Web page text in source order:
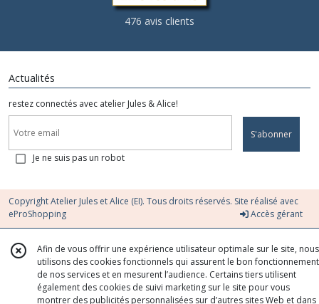
476 avis clients
Actualités
restez connectés avec atelier Jules & Alice!
S'abonner
Je ne suis pas un robot
Copyright Atelier Jules et Alice (EI). Tous droits réservés. Site réalisé avec
eProShopping
Accès gérant
Afin de vous offrir une expérience utilisateur optimale sur le site, nous
utilisons des cookies fonctionnels qui assurent le bon fonctionnement
de nos services et en mesurent l’audience. Certains tiers utilisent
également des cookies de suivi marketing sur le site pour vous
montrer des publicités personnalisées sur d’autres sites Web et dans